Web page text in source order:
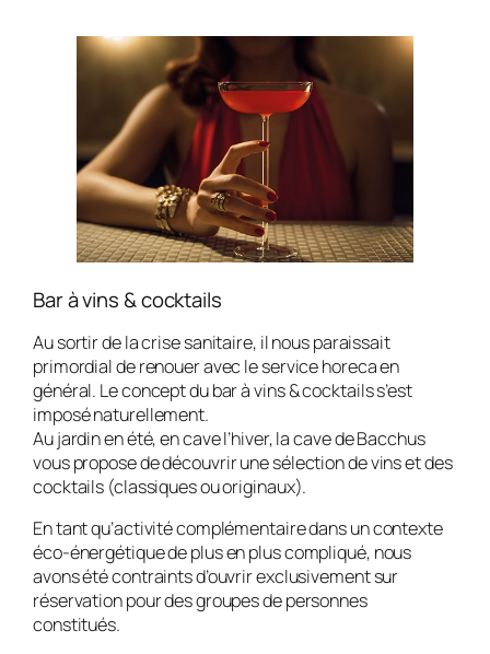
Bar à vins & cocktails
Au sortir de la crise sanitaire, il nous paraissait
primordial de renouer avec le service horeca en
général. Le concept du bar à vins & cocktails s’est
imposé naturellement.
Au jardin en été, en cave l’hiver, la cave de Bacchus
vous propose de découvrir une sélection de vins et des
cocktails (classiques ou originaux).
En tant qu’activité complémentaire dans un contexte
éco-énergétique de plus en plus compliqué, nous
avons été contraints d’ouvrir exclusivement sur
réservation pour des groupes de personnes
constitués.